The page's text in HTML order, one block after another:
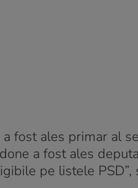
fost ales primar al
a fost ales
pe listele